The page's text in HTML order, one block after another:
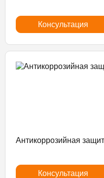
Консультация
Антикоррозийная
Консультация